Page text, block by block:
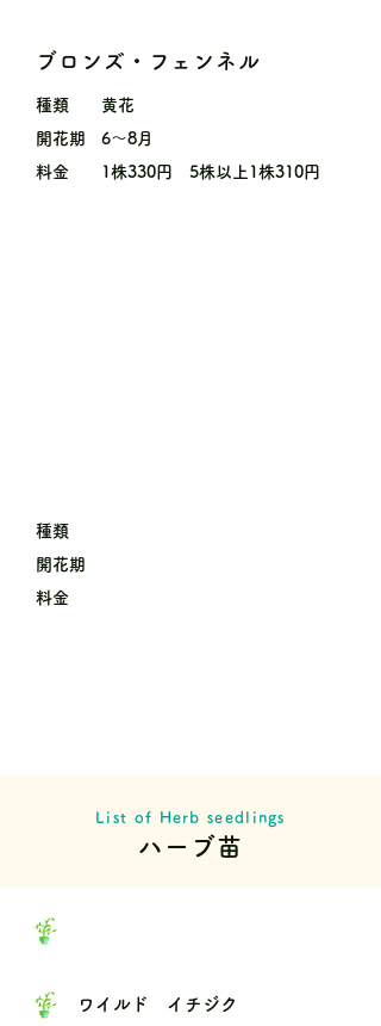
ブロンズ・フェンネル
種類
黄花
開花期
6〜8月
料金
1株330円 5株以上1株310円
種類
開花期
料金
List of Herb seedlings
ハーブ苗
ワイルド イチジク